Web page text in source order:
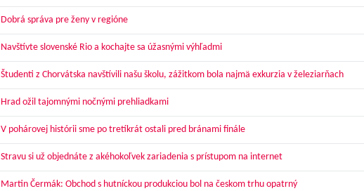
Dobrá správa pre ženy v regióne
Navštívte slovenské Rio a kochajte sa úžasnými výhľadmi
Študenti z Chorvátska navštívili našu školu, zážitkom bola najmä exkurzia v železiarňach
Hrad ožil tajomnými nočnými prehliadkami
V pohárovej histórii sme po tretíkrát ostali pred bránami finále
Stravu si už objednáte z akéhokoľvek zariadenia s prístupom na internet
Martin Čermák: Obchod s hutníckou produkciou bol na českom trhu opatrný